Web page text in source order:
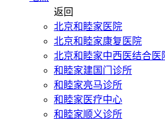
返回
北京和睦家医院
北京和睦家康复医院
北京和睦家中西医结合医
和睦家建国门诊所
和睦家亮马诊所
和睦家医疗中心
和睦家顺义诊所